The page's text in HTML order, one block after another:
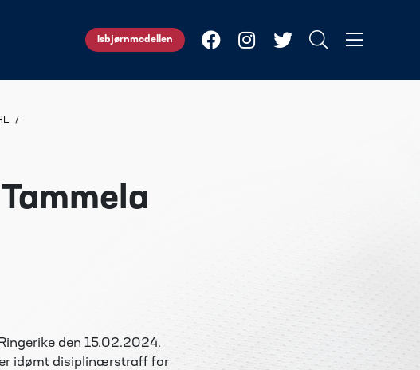
Isbjørnmodellen
/
den 15.02.2024.
er idømt disiplinærstraff for